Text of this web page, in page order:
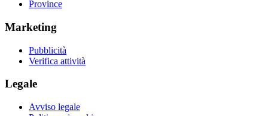
Province
Marketing
Pubblicità
Verifica attività
Legale
Avviso legale